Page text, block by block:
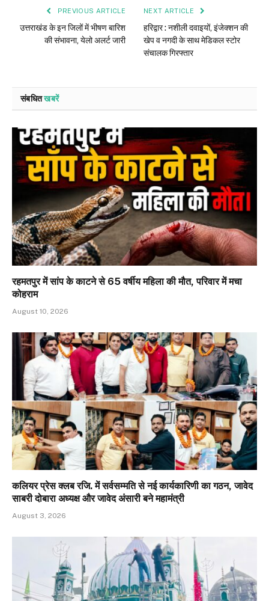
PREVIOUS ARTICLE
उत्तराखंड के इन जिलों में भीषण बारिश
की संभावना, येलो अलर्ट जारी
NEXT ARTICLE
हरिद्वार : नशीली दवाइयों, इंजेक्शन की
खेप व नगदी के साथ मेडिकल स्टोर
संचालक गिरफ्तार
संबधितखबरें
रहमतपुर में सांप के काटने से 65 वर्षीय महिला की मौत, परिवार में मचा
कोहराम
August 10, 2026
कलियर प्रेस क्लब रजि. में सर्वसम्मति से नई कार्यकारिणी का गठन, जावेद
साबरी दोबारा अध्यक्ष और जावेद अंसारी बने महामंत्री
August 3, 2026